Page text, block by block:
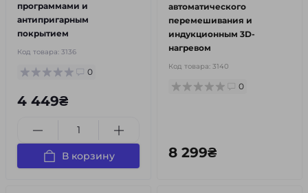
программами и
антипригарным
покрытием
Код товара: 3136
0
4 449₴
В корзину
автоматического
перемешивания и
индукционным 3D-
нагревом
Код товара: 3140
0
8 299₴